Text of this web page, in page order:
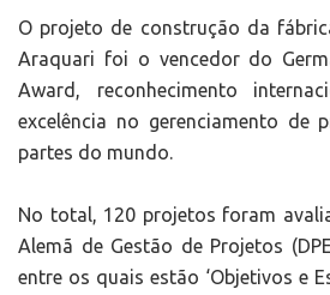
O projeto de construção da
Araquari foi o vencedor do
Award, reconhecimento
excelência no gerenciamento de
partes do mundo.
No total, 120 projetos foram
Alemã de Gestão de Projetos
entre os quais estão ‘Objetivos e